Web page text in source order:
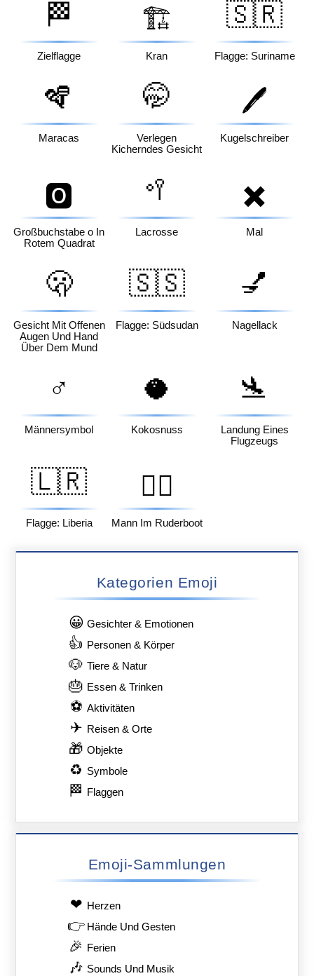
🏁
Zielflagge
🏗️
Kran
🇸🇷
Flagge: Suriname
🪇
Maracas
🤭
Verlegen
Kicherndes Gesicht
🖊️
Kugelschreiber
🅾️
Großbuchstabe o In
Rotem Quadrat
🥍
Lacrosse
✖️
Mal
🫢
Gesicht Mit Offenen
Augen Und Hand
Über Dem Mund
🇸🇸
Flagge: Südsudan
💅
Nagellack
♂️
Männersymbol
🥥
Kokosnuss
🛬
Landung Eines
Flugzeugs
🇱🇷
Flagge: Liberia
🚣‍♂️
Mann Im Ruderboot
Kategorien Emoji
😀 Gesichter & Emotionen
👍 Personen & Körper
🐶 Tiere & Natur
🎂 Essen & Trinken
⚽ Aktivitäten
✈ Reisen & Orte
🎁 Objekte
♻ Symbole
🏁 Flaggen
Emoji-Sammlungen
❤ Herzen
👉 Hände Und Gesten
🎉 Ferien
🎶 Sounds Und Musik